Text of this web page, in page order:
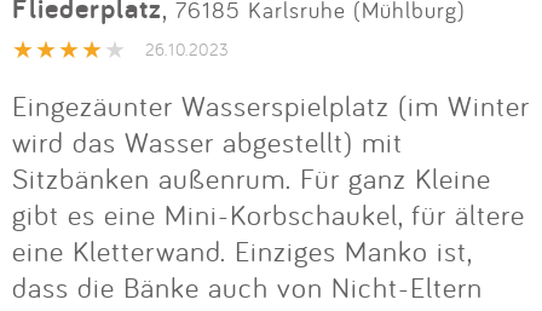
Fliederplatz, 76185 Karlsruhe (Mühlburg)
26.10.2023
Eingezäunter Wasserspielplatz (im Winter
wird das Wasser abgestellt) mit
Sitzbänken außenrum. Für ganz Kleine
gibt es eine Mini-Korbschaukel, für ältere
eine Kletterwand. Einziges Manko ist,
dass die Bänke auch von Nicht-Eltern